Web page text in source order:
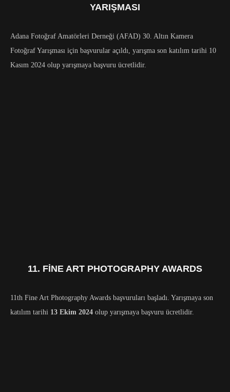
YARIŞMASI
Adana Fotoğraf Amatörleri Derneği (AFAD) 30. Altın Kamera
Fotoğraf Yarışması için başvurular açıldı, yarışma son katılım tarihi 10
Kasım 2024 olup yarışmaya başvuru ücretlidir.
11. FINE ART PHOTOGRAPHY AWARDS
11th Fine Art Photography Awards başvuruları başladı. Yarışmaya son
katılım tarihi 13 Ekim 2024 olup yarışmaya başvuru ücretlidir.